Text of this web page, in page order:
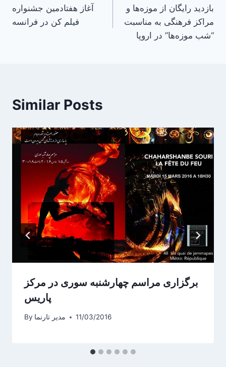
navigation
آغاز هفتادمین جشنواره
فیلم کن در فرانسه
بازدید رایگان از موزه‌ها و
مراکز فرهنگی به مناسبت
“شب موزه‌ها” در اروپا
Similar Posts
برگزاری مراسم چهارشنبه سوری در مرکز
پاریس
By مدیر تارنما 11/03/2016